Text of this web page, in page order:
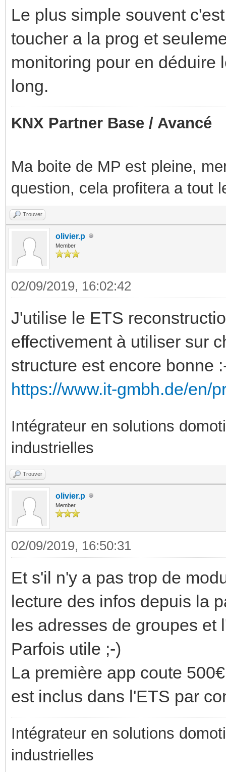
Le plus simple souvent
toucher a la prog et
monitoring pour en déduire
long.
KNX Partner Base / Avancé
Ma boite de MP est pleine,
question, cela profitera a tout
Trouver
olivier.p
Member
02/09/2019, 16:02:42
J'utilise le ETS
effectivement à utiliser sur
structure est encore bonne
https://www.it-gmbh.de/en/
Intégrateur en solutions
industrielles
Trouver
olivier.p
Member
02/09/2019, 16:50:31
Et s'il n'y a pas trop de
lecture des infos depuis la
les adresses de groupes et
Parfois utile ;-)
La première app coute
est inclus dans l'ETS par
Intégrateur en solutions
industrielles